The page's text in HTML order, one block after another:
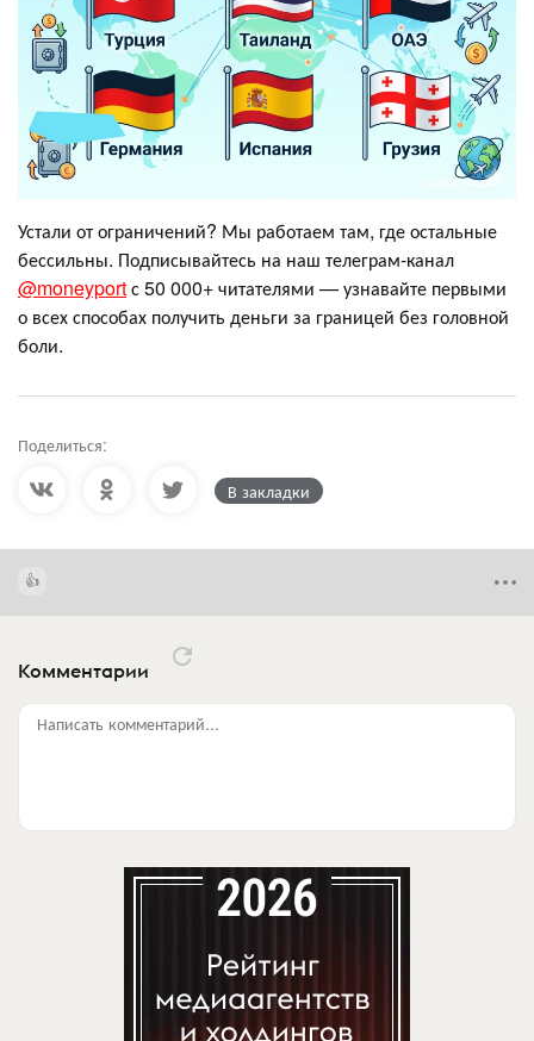
Устали от ограничений? Мы работаем там, где остальные
бессильны. Подписывайтесь на наш телеграм-канал
@moneyportс 50 000+ читателями — узнавайте первыми
о всех способах получить деньги за границей без головной
боли.
Поделиться:
В закладки
Комментарии
Написать комментарий...